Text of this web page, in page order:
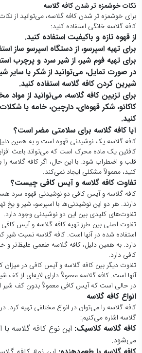
نکات خوشمزه تر شدن کافه گلاسه
برای خوشمزه تر شدن کافه گلاسه، می‌توانید از
کافه گلاسه خانگی استفاده کنید:
از قهوه تازه و باکیفیت استفاده کنید.
برای تهیه اسپرسو، از دستگاه اسپرسو ساز
برای تهیه فوم شیر، از شیر سرد و پرچرب
در صورت تمایل، می‌توانید از شکر یا سایر
شیرین کردن کافه گلاسه استفاده کنید.
برای تزیین کافه گلاسه، می‌توانید از مواد
کاکائو، شکر قهوه‌ای، دارچین، خامه یا
کنید.
آیا کافه گلاسه برای سلامتی مضر است؟
کافه گلاسه یک نوشیدنی قهوه است و به همین
کافئین یک ماده محرک است که می‌تواند باعث
قلب و اضطراب شود. با این حال، اگر کافه گلاسه
کنید، معمولاً مشکلی ایجاد نمی‌کند.
تفاوت کافه گلاسه و آیس کافی چیست؟
کافه گلاسه و آیس کافی دو نوشیدنی قهوه سرد
دارند. هر دو این نوشیدنی‌ها با اسپرسو، شیر و یخ
تفاوت‌های کلیدی بین این دو نوشیدنی وجود دارد.
تفاوت اصلی بین طرز تهیه کافه گلاسه و آیس
استفاده شده در آنها است. کافه گلاسه نسبت
دارد. به همین دلیل، کافه گلاسه طعمی غلیظ‌تر و
کافی دارد.
تفاوت دیگر بین کافه گلاسه و آیس کافی در
آنها است. کافه گلاسه معمولاً دارای لایه‌ای از کف
در حالی است که آیس کافی معمولاً بدون کف
انواع کافه گلاسه
کافه گلاسه را می‌توان در انواع مختلفی تهیه کرد.
گلاسه اشاره می‌کنیم:
کافه گلاسه کلاسیک: این نوع کافه گلاسه
می‌شود.